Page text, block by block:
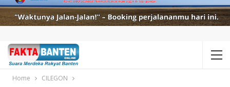
Home CILEGON